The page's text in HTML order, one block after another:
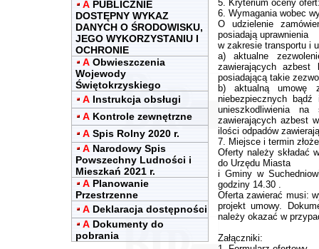
A PUBLICZNIE
DOSTĘPNY WYKAZ
DANYCH O ŚRODOWISKU,
JEGO WYKORZYSTANIU I
OCHRONIE
A Obwieszczenia
Wojewody
Świętokrzyskiego
A Instrukcja obsługi
A Kontrole zewnętrzne
A Spis Rolny 2020 r.
A Narodowy Spis
Powszechny Ludności i
Mieszkań 2021 r.
A Planowanie
Przestrzenne
A Deklaracja dostępności
A Dokumenty do
pobrania
5. Kryterium oceny
6. Wymagania wobec
O udzielenie
posiadają uprawnienia
w zakresie transportu i
a) aktualne
zawierających
posiadającą takie
b) aktualną umowę
niebezpiecznych
unieszkodliwienia na
zawierających azbest
ilości odpadów
7. Miejsce i termin
Oferty należy składać
do Urzędu Miasta
i Gminy w
godziny 14.30 .
Oferta zawierać musi:
projekt umowy.
należy okazać w
Załączniki: